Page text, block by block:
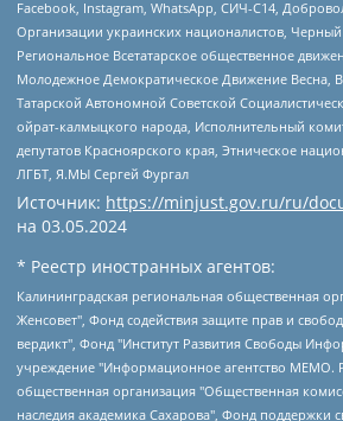
Facebook, Instagram, WhatsApp, СИЧ-С14,
Организации украинских националистов, Черный
Региональное Всетатарское общественное
Молодежное Демократическое Движение Весна,
Татарской Автономной Советской
ойрат-калмыцкого народа, Исполнительный
депутатов Красноярского края, Этническое
ЛГБТ, Я.МЫ Сергей Фургал
Источник: https://minjust.gov.ru/ru/
на 03.05.2024
* Реестр иностранных агентов:
Калининградская региональная общественная организация "Экозащита!-Женсовет", Фонд содействия защите прав и свобод граждан "Общественный вердикт", Фонд "Институт Развития Свободы Информации", Частное учреждение "Информационное агентство МЕМО. РУ", Региональная общественная организация "Общественная комиссия по сохранению наследия академика Сахарова", Фонд поддержки свободы прессы, Санкт-Петербургская общественная правозащитная организация "Гражданский контроль", Межрегиональная общественная организация "Информационно-просветительский центр "Мемориал", Региональный Фонд "Центр Защиты Прав Средств Массовой Информации", с 05.12.2023 Фонд "Центр Защиты Прав Средств массовой информации", Региональная общественная благотворительная организация помощи беженцам и мигрантам "Гражданское содействие", Негосударственное образовательное учреждение дополнительного профессионального образования (повышение квалификации) специалистов "АКАДЕМИЯ ПО ПРАВАМ ЧЕЛОВЕКА", Свердловская региональная общественная организация "Сутяжник", Автономная некоммерческая организация "Центр независимых социологических исследований", Союз общественных объединений "Российский исследовательский центр по правам человека", Региональное общественное учреждение научно-информационный центр "МЕМОРИАЛ", Некоммерческая организация "Фонд защиты гласности", Автономная некоммерческая организация "Институт прав человека", Городская общественная организация "Екатеринбургское общество "МЕМОРИАЛ", Городская общественная организация "Рязанское историко-просветительское и правозащитное общество "Мемориал" (Рязанский Мемориал), Челябинский региональный орган общественной самодеятельности – женское общественное объединение "Женщины Евразии", Челябинский региональный орган общественной самодеятельности "Уральская правозащитная группа", Фонд содействия защите здоровья и социальной справедливости имени Андрея Рылькова, Автономная Некоммерческая Организация "Аналитический Центр Юрия Левады", Автономная некоммерческая организация социальной поддержки населения "Проект Апрель", Региональная общественная организация помощи женщинам и детям, находящимся в кризисной ситуации "Информационно-методический центр "Анна", Фонд содействия развитию массовых коммуникаций и правовому просвещению "Так-так-Так", Фонд содействия устойчивому развитию "Серебряная тайга", Свердловский региональный общественный фонд социальных проектов "Новое время", "Idel.Реалии", Кавказ.Реалии, Крым.Реалии, Телеканал Настоящее Время, Татаро-башкирская служба Радио Свобода (Azatliq Radiosi), Радио Свободная Европа/Радио Свобода (PCE/PC), "Сибирь.Реалии", "Фактограф", Благотворительный фонд помощи осужденным и их семьям, Автономная некоммерческая организация "Институт глобализации и социальных движений", Фонд "В защиту прав заключенных", Частное учреждение "Центр поддержки и содействия развитию средств массовой информации", Пензенский региональный общественный благотворительный фонд "Гражданский союз", "Север.Реалии", Некоммерческая организация Фонд "Правовая инициатива", Общество с ограниченной ответственностью "Радио Свободная Европа/Радио Свобода", Чешское информационное агентство "MEDIUM-ORIENT", Красноярская региональная общественная организация "Мы против СПИДа", Камалягин Денис Николаевич, Маркелов Сергей Евгеньевич, Пономарев Лев Александрович, Савицкая Людмила Алексеевна, Автономная некоммерческая организация "Центр по работе с проблемой насилия "НАСИЛИЮ.НЕТ", Межрегиональный профессиональный союз работников здравоохранения "Альянс врачей", Юридическое лицо, зарегистрированное в Латвийской Республике, SIA "Medusa Project" (регистрационный номер 40103797863, дата регистрации 10.06.2014), Некоммерческая организация "Фонд по борьбе с коррупцией", Автономная некоммерческая организация "Институт права и публичной политики", Баданин Роман Сергеевич, Гликин Максим Александрович, Железнова Мария Михайловна, Лукьянова Юлия Сергеевна, Маетная Елизавета Витальевна, Маняхин Петр Борисович, Чуракова Ольга Владимировна, Ярош Юлия Петровна, Юридическое лицо "The Insider SIA", зарегистрированное в Риге, Латвийская Республика (дата регистрации 26.06.2015), являющееся администратором доменного имени интернет-издания "The Insider SIA", https://theins.ru, Постернак Алексей Евгеньевич, Рубин Михаил Аркадьевич, Анин Роман Александрович, Юридическое лицо Istories fonds, зарегистрированное в Латвийской Республике (регистрационный номер 50008295751, дата регистрации 24.02.2020), Великовский Дмитрий Александрович, Долинина Ирина Николаевна, Мароховская Алеся Алексеевна, Шлейнов Роман Юрьевич, Шмагун Олеся Валентиновна, Общество с ограниченной ответственностью "Альтаир 2021", Общество с ограниченной ответственностью "Вега 2021", Общество с ограниченной ответственностью "Главный редактор 2021", Общество с ограниченной ответственностью "Ромашки монолит", Важенков Артем Валерьевич, Ивановская областная общественная организация "Центр гендерных исследований", Гурман Юрий Альбертович, Медиапроект "ОВД-Инфо", Егоров Владимир Владимирович, Жилинский Владимир Александрович, Общество с ограниченной ответственностью "ЗП", Иванова София Юрьевна, Карезина Инна Павловна, Кильтау Екатерина Викторовна, Петров Алексей Викторович, Пискунов Сергей Евгеньевич, Смирнов Сергей Сергеевич, Тихонов Михаил Сергеевич, Общество с ограниченной ответственностью "ЖУРНАЛИСТ-ИНОСТРАННЫЙ АГЕНТ", Арапова Галина Юрьевна, Вольтская Татьяна Анатольевна, Американская компания "Mason G.E.S. Anonymous Foundation" (США), являющаяся владельцем интернет-издания https://mnews.world/, Компания "Stichting Bellingcat", зарегистрированная в Нидерландах (дата регистрации 11.07.2018), Захаров Андрей Вячеславович, Клепиковская Екатерина Дмитриевна, Общество с ограниченной ответственностью "МЕМО", Перл Роман Александрович, Симонов Евгений Алексеевич, Соловьева Елена Анатольевна, Сотников Даниил Владимирович, Сурначева Елизавета Дмитриевна, Автономная некоммерческая организация по защите прав человека и информированию населения "Якутия – Наше Мнение", Общество с ограниченной ответственностью "Москоу диджитал медиа", с 26.01.2023 Общество с ограниченной ответственностью "Чайка Белые сады", Ветошкина Валерия Валерьевна, Заговора Максим Александрович, Межрегиональное общественное движение "Российская ЛГБТ - сеть", Оленичев Максим Владимирович, Павлов Иван Юрьевич, Скворцова Елена Сергеевна, Общество с ограниченной ответственностью "Как бы инагент", Кочетков Игорь Викторович, Общество с ограниченной ответственностью "Честные выборы", Еланчик Олег Александрович, Общество с ограниченной ответственностью "Нобелевский призыв", Гималова Регина Эмилевна, Григорьев Андрей Валерьевич, Григорьева Алина Александровна, Ассоциация по содействию защите прав призывников, альтернативнослужащих и